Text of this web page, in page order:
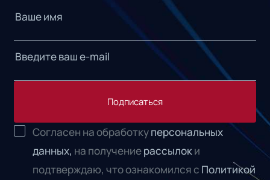
Подписаться
Согласен на обработкуперсональных
данных, на получениерассылоки
подтверждаю, что ознакомился с Политикой